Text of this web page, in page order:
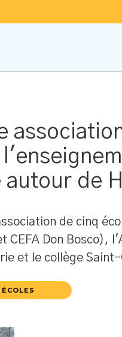
autour de
de cinq
CEFA Don Bosco),
et le collège Saint-